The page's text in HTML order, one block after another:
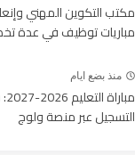
مباريات توظيف في عدة
منذ بضع ايام
التسجيل عبر منصة ولوج